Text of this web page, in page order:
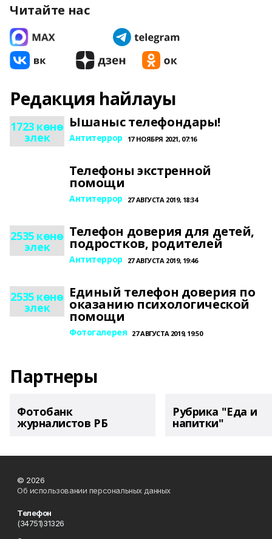
Читайте нас
Редакция һайлауы
1723 көнө
элек
Ышаныс телефондары!
Антитеррор 17 НОЯБРЯ 2021, 07:16
Телефоны экстренной
помощи
Антитеррор 27 АВГУСТА 2019, 18:34
2535 көнө
элек
Телефон доверия для детей,
подростков, родителей
Антитеррор 27 АВГУСТА 2019, 19:46
2535 көнө
элек
Единый телефон доверия по
оказанию психологической
помощи
Фотогалерея 27 АВГУСТА 2019, 19:50
Партнеры
Фотобанк
журналистов РБ
Рубрика "Еда и
напитки"
© 2026
Об использовании персональных данных
Телефон
(34751)31326